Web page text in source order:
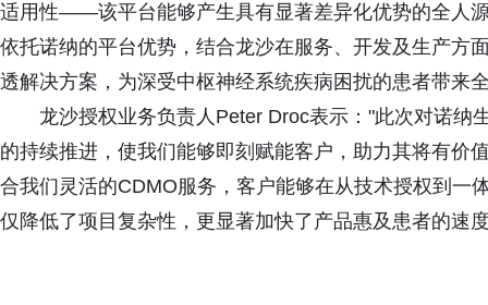
适用性——该平台能够产生具有显著差异化优势的全人
依托诺纳的平台优势，结合龙沙在服务、开发及生产方
透解决方案，为深受中枢神经系统疾病困扰的患者带来
龙沙授权业务负责人Peter Droc表示："此次对诺纳
的持续推进，使我们能够即刻赋能客户，助力其将有价
合我们灵活的CDMO服务，客户能够在从技术授权到一
仅降低了项目复杂性，更显著加快了产品惠及患者的速